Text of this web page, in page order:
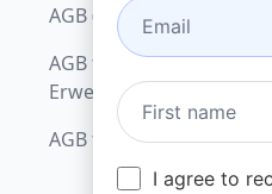
AGB (en)
AGB für Browser-
Erweiterungen (en)
AGB für Verrechnung
I agree to